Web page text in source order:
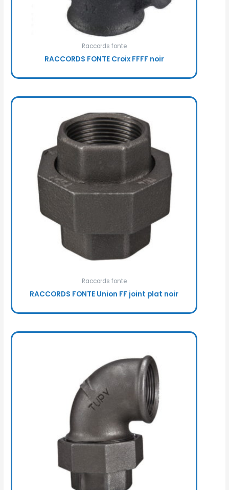
Raccords fonte
RACCORDS FONTE Croix FFFF noir
Raccords fonte
RACCORDS FONTE Union FF joint plat noir